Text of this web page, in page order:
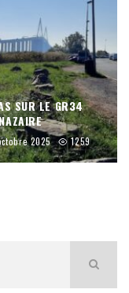
SUR LE GR34
2025 1259